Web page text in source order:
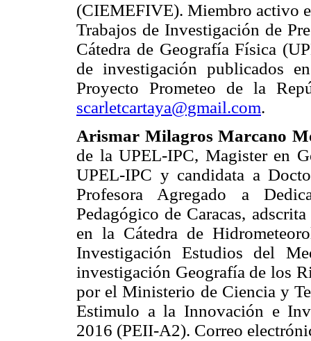
(CIEMEFIVE). Miembro activo
Trabajos de Investigación de
Cátedra de Geografía Física
de investigación publicados
Proyecto Prometeo de la
scarletcartaya@gmail.com.
Arismar Milagros Marcano
de la UPEL-IPC, Magister en
UPEL-IPC y candidata a
Profesora Agregado a
Pedagógico de Caracas,
en la Cátedra de
Investigación Estudios del
investigación Geografía de los
por el Ministerio de Ciencia y
Estimulo a la Innovación e
2016 (PEII-A2). Correo